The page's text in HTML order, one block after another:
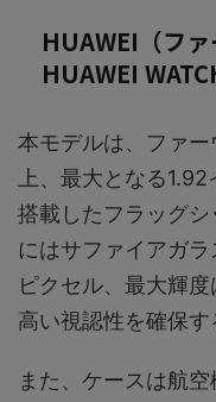
HUAWEI（ファ
HUAWEI
本モデルは、ファ
上、最大となる
搭載したフラッグ
にはサファイアガ
ピクセル、最大輝
高い視認性を確保す
また、ケースは航